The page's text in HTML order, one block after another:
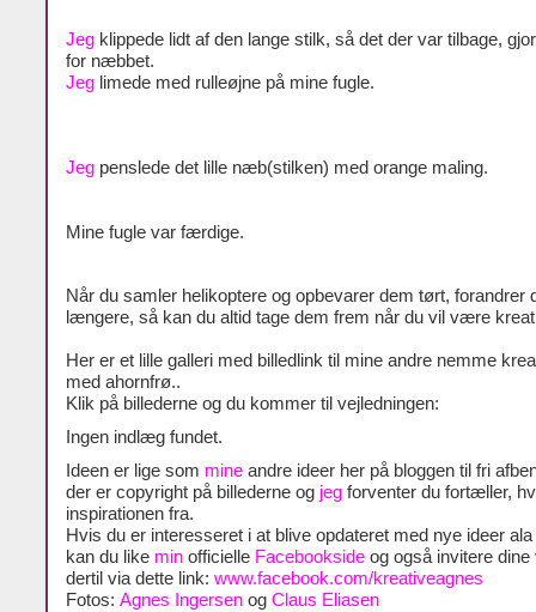
Jeg klippede lidt af den lange stilk, så det der var tilbage,
for næbbet.
Jeg limede med rulleøjne på mine fugle.
Jeg penslede det lille næb(stilken) med orange maling.
Mine fugle var færdige.
Når du samler helikoptere og opbevarer dem tørt, forandrer
længere, så kan du altid tage dem frem når du vil være
Her er et lille galleri med billedlink til mine andre nemme
med ahornfrø..
Klik på billederne og du kommer til vejledningen:
Ingen indlæg fundet.
Ideen er lige som mine andre ideer her på bloggen til fri
der er copyright på billederne og jeg forventer du fortæller,
inspirationen fra.
Hvis du er interesseret i at blive opdateret med nye ideer
kan du like min officielle Facebookside og også invitere dine
dertil via dette link: www.facebook.com/kreativeagnes
Fotos: Agnes Ingersen og Claus Eliasen